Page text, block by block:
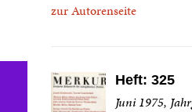
zur Autorenseite
Heft: 325
Juni 1975,